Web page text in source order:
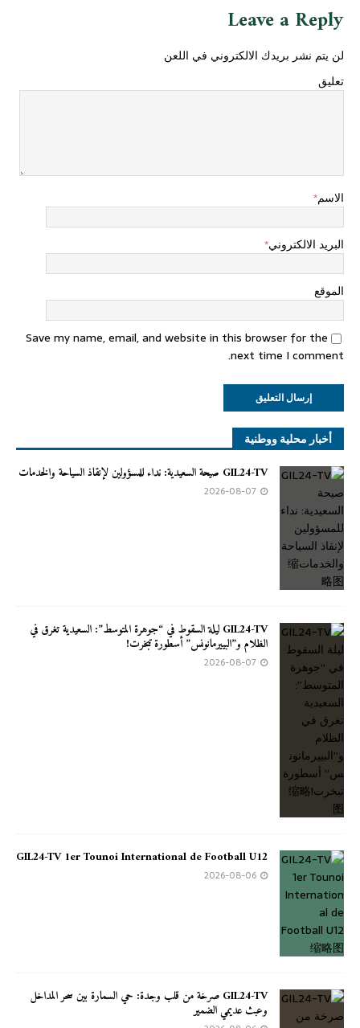
Leave a Reply
لن يتم نشر بريدك الالكتروني في اللعن
تعليق
الاسم*
البريد الالكتروني*
الموقع
Save my name, email, and website in this browser for the
next time I comment.
أخبار محلية ووطنية
GIL24-TV صيحة السعيدية: نداء للمسؤولين لإنقاذ السياحة والخدمات
2026-08-07
GIL24-TV ليلة السقوط في “جوهرة المتوسط”: السعيدية تغرق في
الظلام و”البييرمانونس” أسطورة تبخرت!
2026-08-07
GIL24-TV 1er Tounoi International de Football U12
2026-08-06
GIL24-TV صرخة من قلب وجدة: حي السمارة بين سحر المداخل
وعبث عديمي الضمير